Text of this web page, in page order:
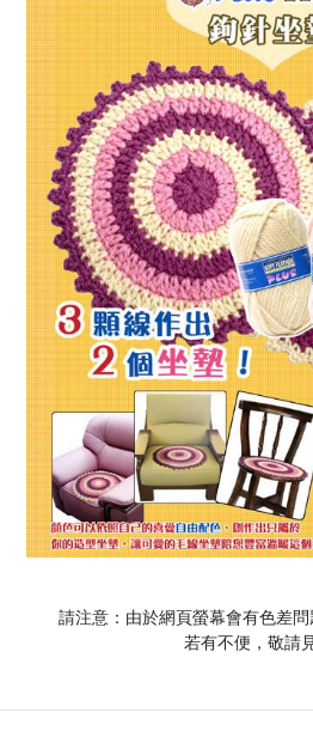
請注意：由於網頁螢幕會有色差
若有不便，敬請